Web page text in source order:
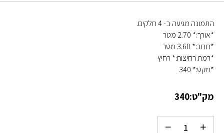
התמונה מגיעה ב- 4 חלקים.
*אורך:* 2.70 מטר
*רוחב:* 3.60 מטר
*רמת רחיצות:* רחיץ
*מקט:* 340
מק"ט:340